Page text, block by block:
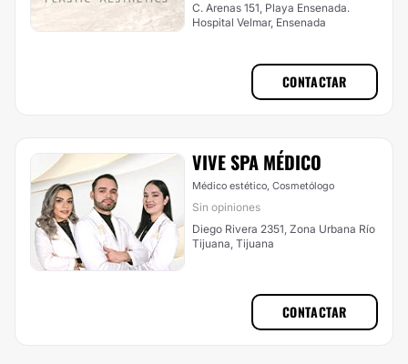
C. Arenas 151, Playa Ensenada.
Hospital Velmar, Ensenada
CONTACTAR
VIVE SPA MÉDICO
Médico estético, Cosmetólogo
Sin opiniones
Diego Rivera 2351, Zona Urbana Río
Tijuana, Tijuana
CONTACTAR